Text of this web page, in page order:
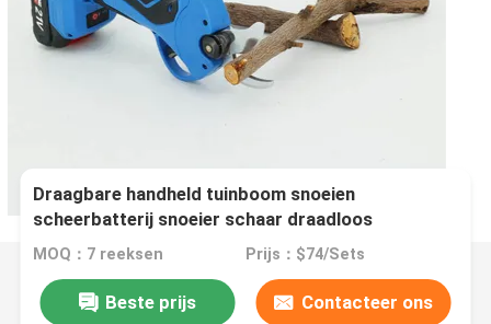
Draagbare handheld tuinboom snoeien
scheerbatterij snoeier schaar draadloos
MOQ：7 reeksen Prijs：$74/Sets
Beste prijs Contacteer ons